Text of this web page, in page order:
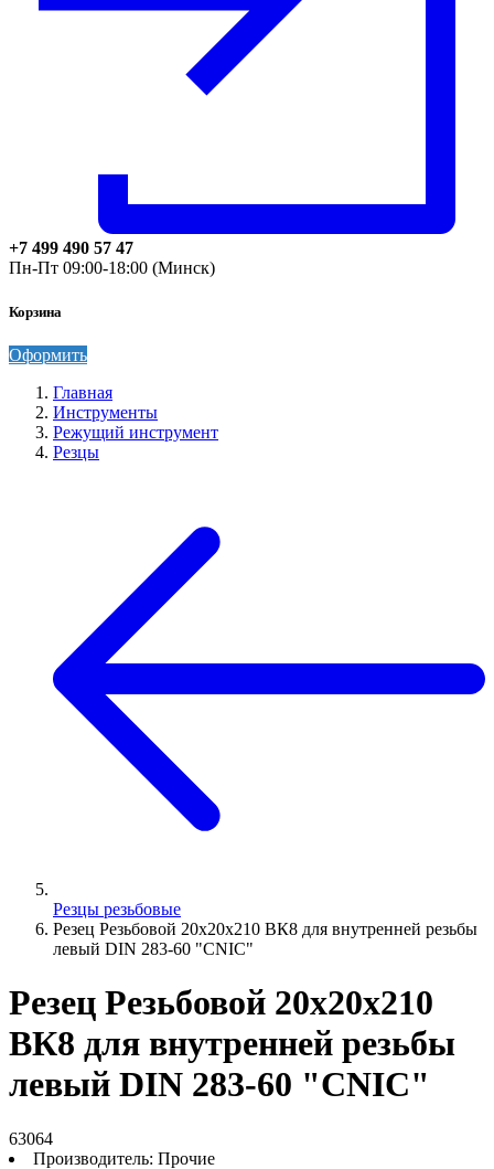
+7 499 490 57 47
Пн-Пт 09:00-18:00 (Минск)
Корзина
Оформить
Главная
Инструменты
Режущий инструмент
Резцы
Резцы резьбовые
Резец Резьбовой 20х20х210 ВК8 для внутренней резьбы
левый DIN 283-60 "CNIC"
Резец Резьбовой 20х20х210
ВК8 для внутренней резьбы
левый DIN 283-60 "CNIC"
63064
Производитель: Прочие